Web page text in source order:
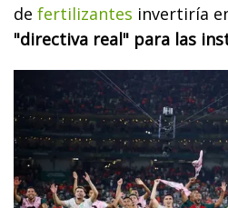
de fertilizantes invertiría
"directiva real" para las